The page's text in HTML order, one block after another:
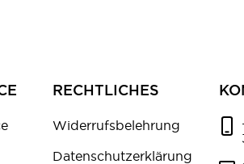
RECHTLICHES
Widerrufsbelehrung
Datenschutzerklärung